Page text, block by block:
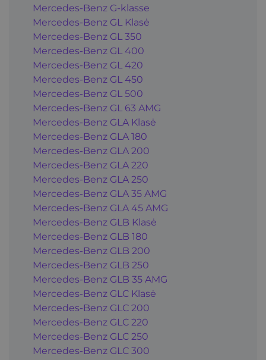
Mercedes-Benz G-klasse
Mercedes-Benz GL Klasė
Mercedes-Benz GL 350
Mercedes-Benz GL 400
Mercedes-Benz GL 420
Mercedes-Benz GL 450
Mercedes-Benz GL 500
Mercedes-Benz GL 63 AMG
Mercedes-Benz GLA Klasė
Mercedes-Benz GLA 180
Mercedes-Benz GLA 200
Mercedes-Benz GLA 220
Mercedes-Benz GLA 250
Mercedes-Benz GLA 35 AMG
Mercedes-Benz GLA 45 AMG
Mercedes-Benz GLB Klasė
Mercedes-Benz GLB 180
Mercedes-Benz GLB 200
Mercedes-Benz GLB 250
Mercedes-Benz GLB 35 AMG
Mercedes-Benz GLC Klasė
Mercedes-Benz GLC 200
Mercedes-Benz GLC 220
Mercedes-Benz GLC 250
Mercedes-Benz GLC 300